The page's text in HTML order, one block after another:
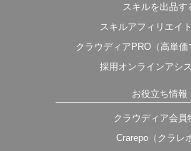
スキルを出品す
スキルアフィリエイ
クラウディアPRO（高単価
採用オンラインアシ
お役立ち情報
クラウディア会員
Crarepo（クラレ